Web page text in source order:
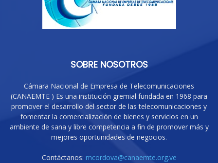
SOBRE NOSOTROS
Cámara Nacional de Empresa de Telecomunicaciones
(CANAEMTE ) Es una institución gremial fundada en 1968 para
promover el desarrollo del sector de las telecomunicaciones y
fomentar la comercialización de bienes y servicios en un
ambiente de sana y libre competencia a fin de promover más y
mejores oportunidades de negocios.
Contáctanos: mcordova@canaemte.org.ve